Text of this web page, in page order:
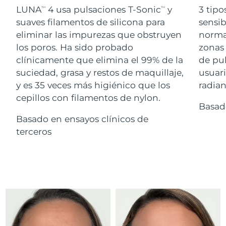
LUNATM 4 usa pulsaciones T-SonicTM
y
suaves filamentos de silicona para
eliminar las impurezas que obstruyen
los poros. Ha sido probado
clínicamente que elimina el 99% de la
suciedad, grasa y restos de maquillaje,
y es 35 veces más higiénico que los
cepillos con filamentos de nylon.
Basado en ensayos clínicos de
terceros
3
de
For healthy hair
18% PAP
Cosméticos Hombres
Comprar todo
FOREO APP
Israel Entrega prevista 8/16/26
Italia Entrega prevista 8/12/26
Japón Entrega prevista 8/15/26
Jersey Entrega prevista 8/17/26
8/14/26
Kuwait
Lituania Entrega prevista8/12/26